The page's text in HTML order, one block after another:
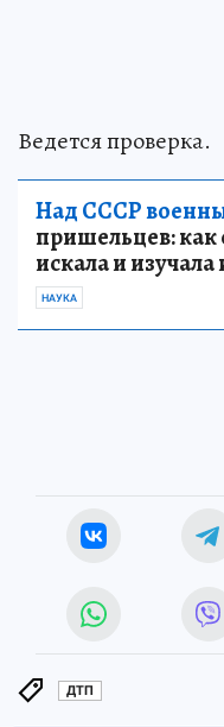
Ведется проверка.
Над СССР
пришельцев: как
искала и
НАУКА
ДТП